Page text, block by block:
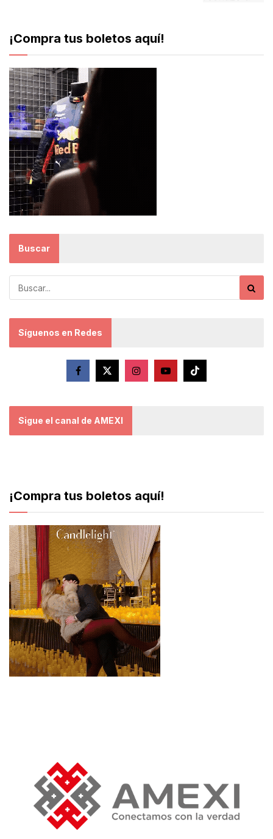
¡Compra tus boletos aquí!
Buscar
Síguenos en Redes
Sigue el canal de AMEXI
¡Compra tus boletos aquí!